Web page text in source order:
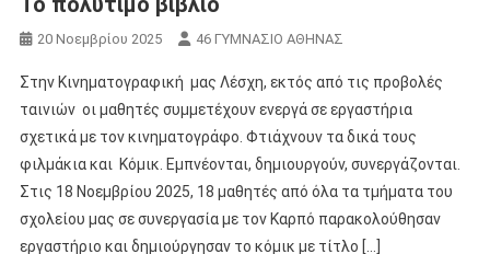
20 Νοεμβρίου 2025 46 ΓΥΜΝΑΣΙΟ ΑΘΗΝΑΣ
Στην Κινηματογραφική μας Λέσχη, εκτός από τις προβολές
ταινιών οι μαθητές συμμετέχουν ενεργά σε εργαστήρια
σχετικά με τον κινηματογράφο. Φτιάχνουν τα δικά τους
φιλμάκια και Κόμικ. Εμπνέονται, δημιουργούν, συνεργάζονται.
Στις 18 Νοεμβρίου 2025, 18 μαθητές από όλα τα τμήματα του
σχολείου μας σε συνεργασία με τον Καρπό παρακολούθησαν
εργαστήριο και δημιούργησαν το κόμικ με τίτλο […]